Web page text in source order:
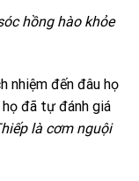
hồng hào khỏe
nhiệm đến đâu họ
đã tự đánh giá
là cơm nguội